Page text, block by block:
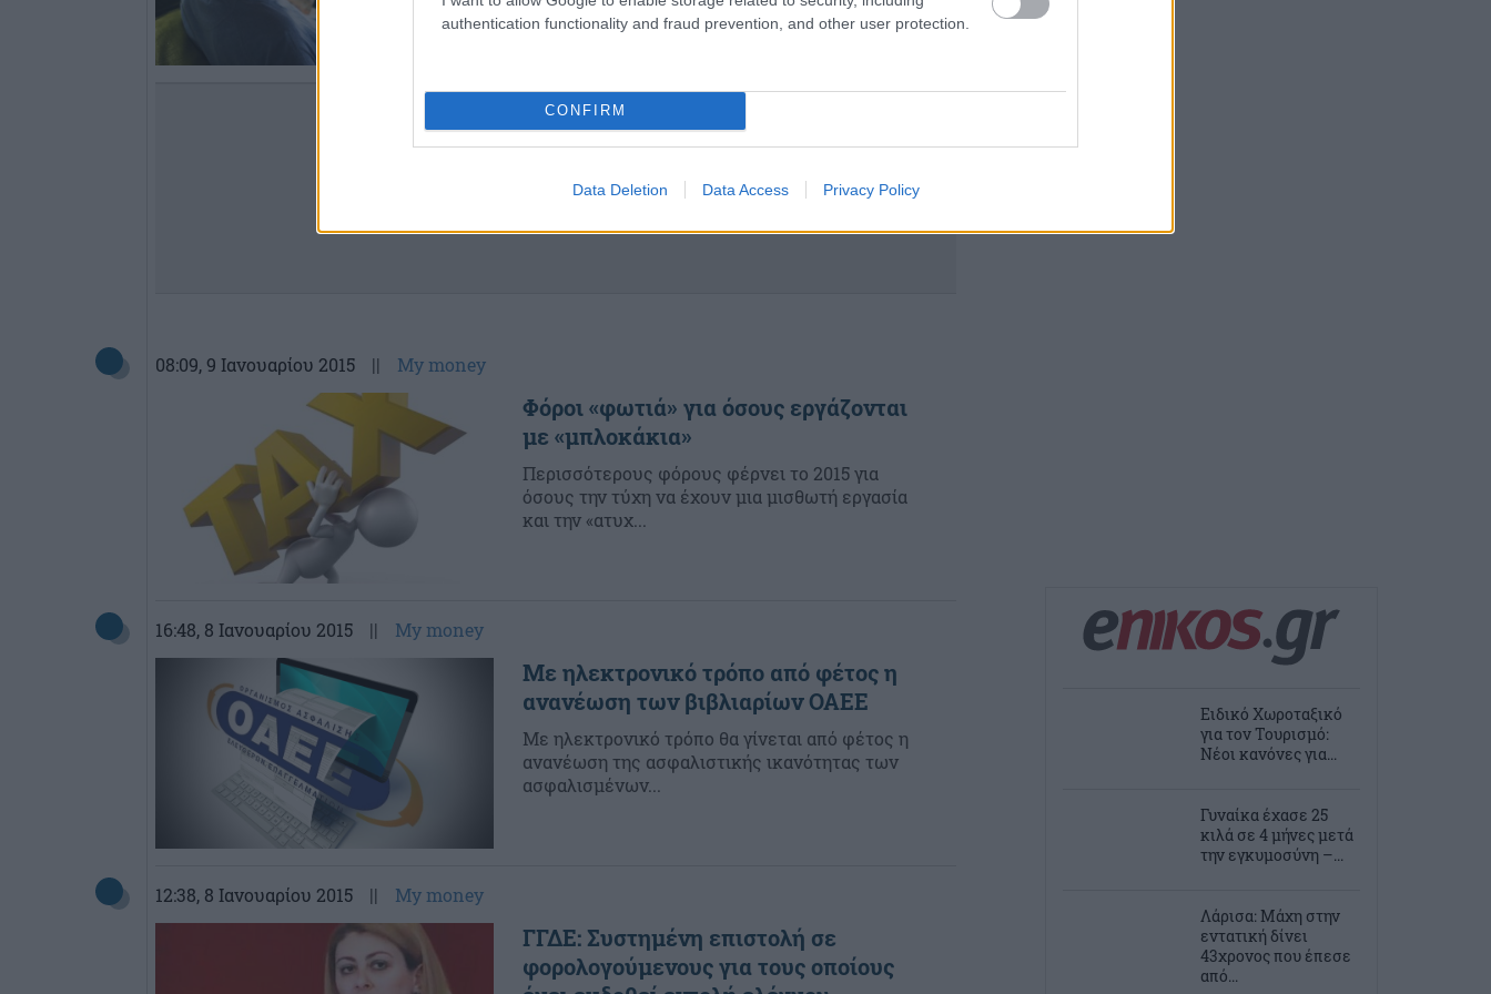
authentication functionality and fraud prevention, and other user protection.
CONFIRM
Data Deletion Data Access Privacy Policy
08:09, 9 Ιανουαρίου 2015 || My money
Φόροι «φωτιά» για όσους εργάζονται
με «μπλοκάκια»
Περισσότερους φόρους φέρνει το 2015 για
όσους την τύχη να έχουν μια μισθωτή εργασία
και την «ατυχ...
16:48, 8 Ιανουαρίου 2015 || My money
Με ηλεκτρονικό τρόπο από φέτος η
ανανέωση των βιβλιαρίων ΟΑΕΕ
Με ηλεκτρονικό τρόπο θα γίνεται από φέτος η
ανανέωση της ασφαλιστικής ικανότητας των
ασφαλισμένων...
12:38, 8 Ιανουαρίου 2015 || My money
ΓΓΔΕ: Συστημένη επιστολή σε
φορολογούμενους για τους οποίους
Ειδικό Χωροταξικό
για τον Τουρισμό:
Νέοι κανόνες για...
Γυναίκα έχασε 25
κιλά σε 4 μήνες μετά
την εγκυμοσύνη –...
Λάρισα: Μάχη στην
εντατική δίνει
43χρονος που έπεσε
από...